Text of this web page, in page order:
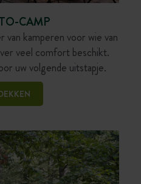
CAMP
kamperen voor wie van
veel comfort beschikt.
uw volgende uitstapje.